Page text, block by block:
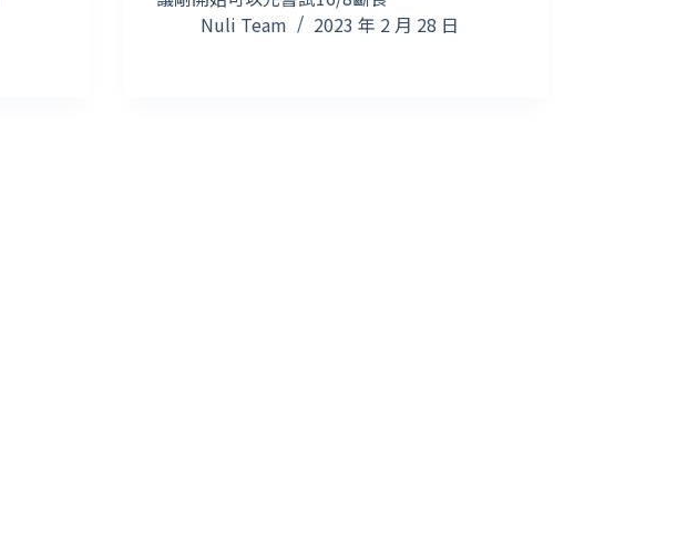
Nuli Team
2023 年 2 月 28 日